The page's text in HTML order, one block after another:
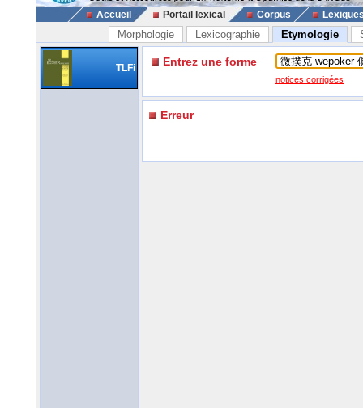
Accueil Portail lexical Corpus
Morphologie Lexicographie Etymologie
TLFi Entrez une forme
notices corrigées
Erreur